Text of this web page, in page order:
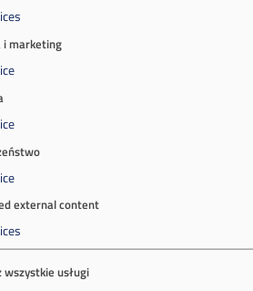
i marketing
external content
wszystkie usługi